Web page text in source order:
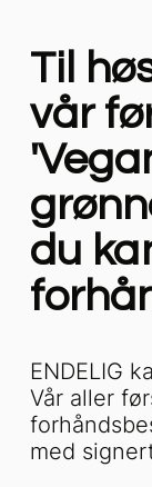
Til
vår
du
ENDELIG
Vår aller
med